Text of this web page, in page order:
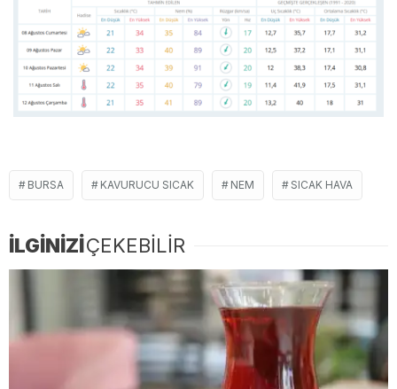
BURSA KAVURUCU SICAK NEM SICAK HAVA
İLGİNİZİÇEKEBİLİR